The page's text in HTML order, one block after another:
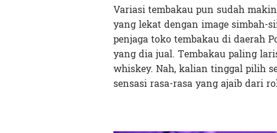
Variasi tembakau pun sudah
yang lekat dengan image simbah-
penjaga toko tembakau di daerah
yang dia jual. Tembakau paling
whiskey. Nah, kalian tinggal pilih
sensasi rasa-rasa yang ajaib dari